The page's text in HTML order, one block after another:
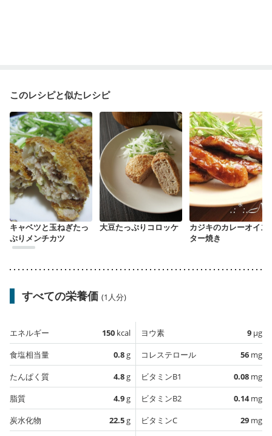
このレシピと似たレシピ
キャベツと玉ねぎたっ
ぷりメンチカツ
大豆たっぷりコロッケ
カジキのカレーオイス
ター焼き
すべての栄養価 (1人分)
エネルギー 150 kcal
食塩相当量
0.8g
たんぱく質
4.8g
脂質
4.9g
炭水化物
22.5g
ヨウ素 9 µg
コレステロール
56 mg
ビタミンB1
0.08 mg
ビタミンB2
0.14mg
ビタミンC
29 mg